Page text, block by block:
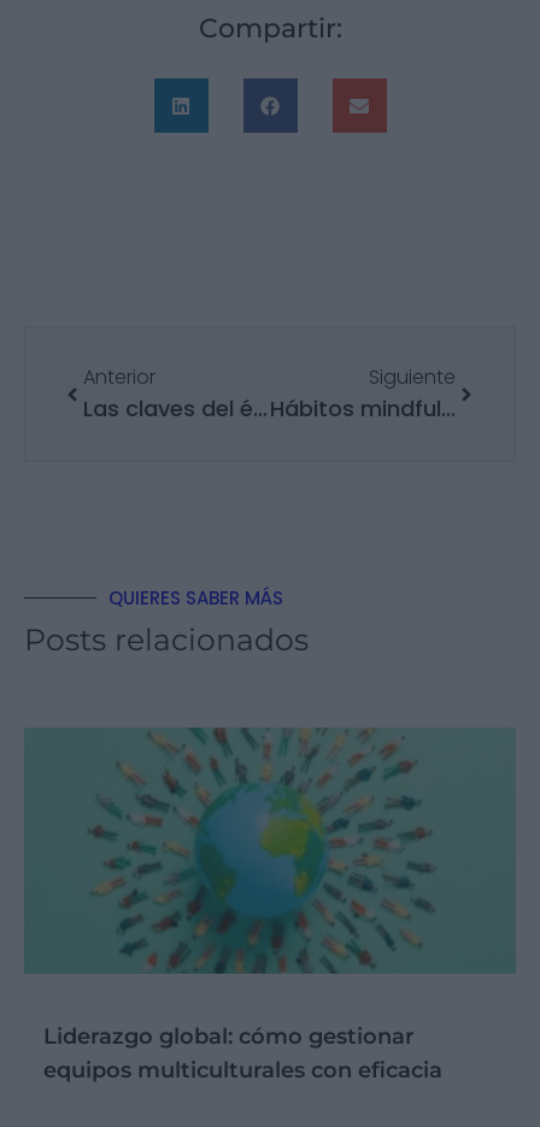
Compartir:
Anterior
Las claves del éxito en la internacionalización de la PYME
Siguiente
Hábitos mindfulness para trabajadores
QUIERES SABER MÁS
Posts relacionados
Liderazgo global: cómo gestionar
equipos multiculturales con eficacia